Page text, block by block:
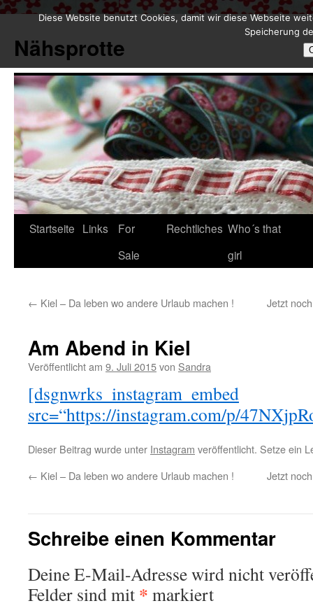
springen
Nähsprotte
Startseite Links
For
Sale
Rechtliches Who´s that
girl
← Kiel – Da leben wo andere Urlaub machen ! Jetzt
Am Abend in Kiel
Veröffentlicht am 9. Juli 2015von Sandra
[dsgnwrks_instagram_embed
src=“https://instagram.com/p/
Dieser Beitrag wurde unter Instagram veröffentlicht. Setze ein
← Kiel – Da leben wo andere Urlaub machen ! Jetzt
Schreibe einen Kommentar
Deine E-Mail-Adresse wird nicht
Felder sind mit * markiert
Diese Website benutzt Cookies, damit wir diese Webseite
Speicherung